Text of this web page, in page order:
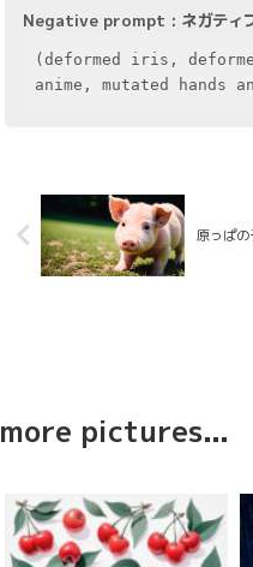
Negative prompt : ネガティ
(deformed iris,
anime, mutated
原っぱの
more pictures...